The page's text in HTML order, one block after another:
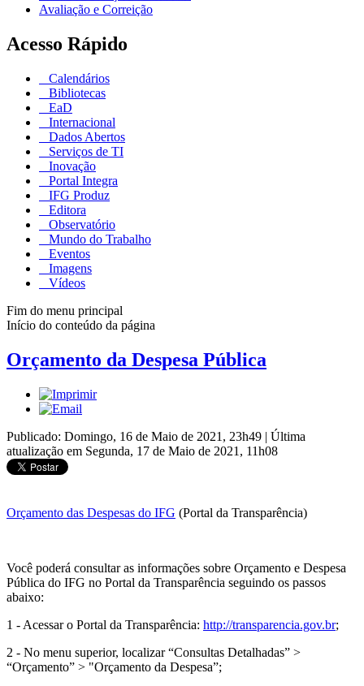
Avaliação e Correição
Acesso Rápido
Calendários
Bibliotecas
EaD
Internacional
Dados Abertos
Serviços de TI
Inovação
Portal Integra
IFG Produz
Editora
Observatório
Mundo do Trabalho
Eventos
Imagens
Vídeos
Fim do menu principal
Início do conteúdo da página
Orçamento da Despesa Pública
Publicado: Domingo, 16 de Maio de 2021, 23h49 | Última
atualização em Segunda, 17 de Maio de 2021, 11h08
Orçamento das Despesas do IFG (Portal da Transparência)
Você poderá consultar as informações sobre Orçamento e Despesa
Pública do IFG no Portal da Transparência seguindo os passos
abaixo:
1 - Acessar o Portal da Transparência: http://transparencia.gov.br;
2 - No menu superior, localizar “Consultas Detalhadas” >
“Orçamento” > "Orçamento da Despesa”;